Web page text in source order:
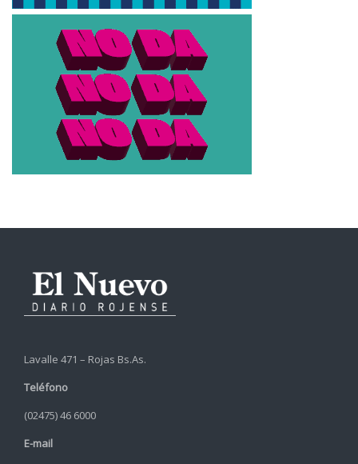
Lavalle 471 – Rojas Bs.As.
Teléfono
(02475) 46 6000
E-mail